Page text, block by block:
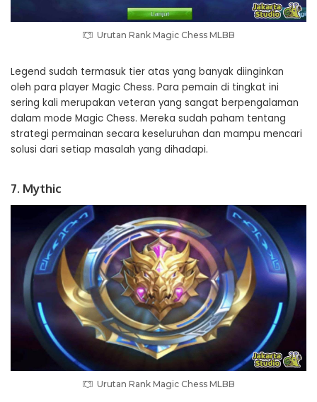
Urutan Rank Magic Chess MLBB
Legend sudah termasuk tier atas yang banyak diinginkan
oleh para player Magic Chess. Para pemain di tingkat ini
sering kali merupakan veteran yang sangat berpengalaman
dalam mode Magic Chess. Mereka sudah paham tentang
strategi permainan secara keseluruhan dan mampu mencari
solusi dari setiap masalah yang dihadapi.
7. Mythic
Urutan Rank Magic Chess MLBB